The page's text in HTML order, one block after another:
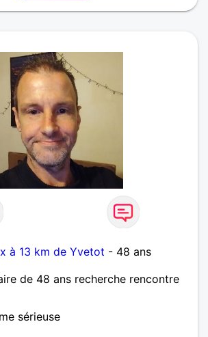
à 13 km de Yvetot - 48 ans
de 48 ans recherche rencontre
sérieuse